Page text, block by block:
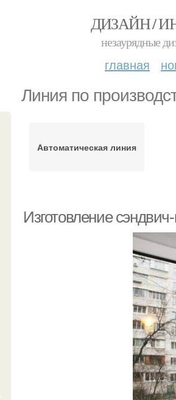
ДИЗАЙН /
незаурядные
главная
Линия по
Автоматическая линия
Изготовление